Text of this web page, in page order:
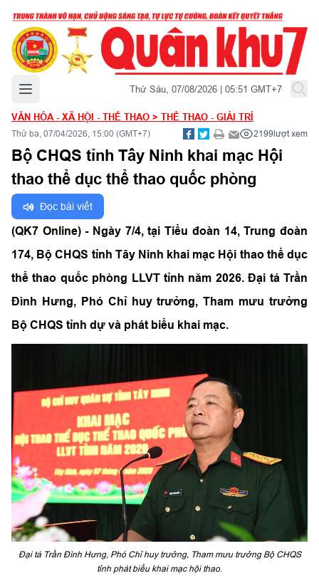
Mở menu chính Thứ Sáu, 07/08/2026 | 05:51 GMT+7
VĂN HÓA - XÃ HỘI - THỂ THAO > THỂ THAO - GIẢI TRÍ
Thứ ba, 07/04/2026, 15:00 (GMT+7) 2199lượt xem
Bộ CHQS tỉnh Tây Ninh khai mạc Hội
thao thể dục thể thao quốc phòng
Đọc bài viết
(QK7 Online) - Ngày 7/4, tại Tiểu đoàn 14, Trung đoàn
174, Bộ CHQS tỉnh Tây Ninh khai mạc Hội thao thể dục
thể thao quốc phòng LLVT tỉnh năm 2026. Đại tá Trần
Đình Hưng, Phó Chỉ huy trưởng, Tham mưu trưởng
Bộ CHQS tỉnh dự và phát biểu khai mạc.
Đại tá Trần Đình Hưng, Phó Chỉ huy trưởng, Tham mưu trưởng Bộ CHQS
tỉnh phát biểu khai mạc hội thao.